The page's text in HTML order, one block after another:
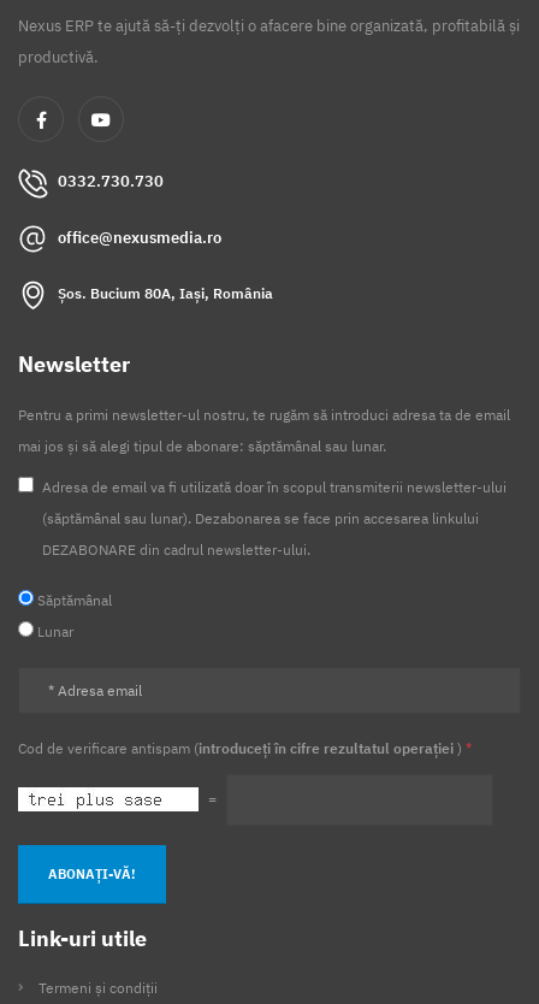
Nexus ERP te ajută să-ți dezvolți o afacere bine organizată, profitabilă și
productivă.
0332.730.730
office@nexusmedia.ro
Șos. Bucium 80A, Iași, România
Newsletter
Pentru a primi newsletter-ul nostru, te rugăm să introduci adresa ta de email
mai jos și să alegi tipul de abonare: săptămânal sau lunar.
Adresa de email va fi utilizată doar în scopul transmiterii newsletter-ului
(săptămânal sau lunar). Dezabonarea se face prin accesarea linkului
DEZABONARE din cadrul newsletter-ului.
Săptămânal
Lunar
Cod de verificare antispam (introduceți în cifre rezultatul operației ) *
=
ABONAȚI-VĂ!
Link-uri utile
Termeni și condiții